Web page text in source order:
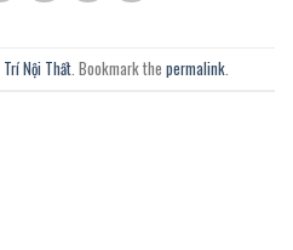
Trí Nội Thất . Bookmark the permalink